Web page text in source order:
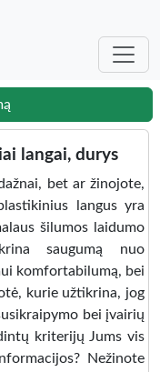
langai, durys
bet ar žinojote,
langus yra
šilumos laidumo
saugumą nuo
komfortabilumą, bei
kurie užtikrina, jog
bei įvairių
kriterijų Jums vis
Nežinote